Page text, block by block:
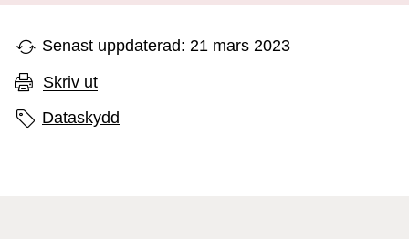
Senast uppdaterad: 21 mars 2023
Skriv ut
Sidans etiketter
Dataskydd